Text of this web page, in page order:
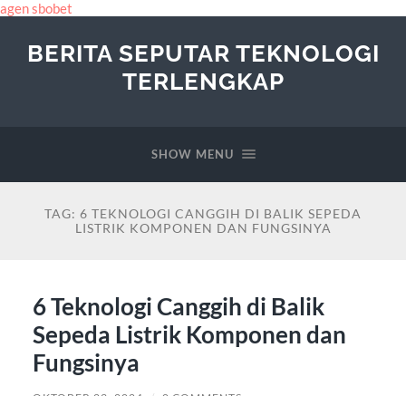
agen sbobet
BERITA SEPUTAR TEKNOLOGI
TERLENGKAP
SHOW MENU
TAG: 6 TEKNOLOGI CANGGIH DI BALIK SEPEDA
LISTRIK KOMPONEN DAN FUNGSINYA
6 Teknologi Canggih di Balik
Sepeda Listrik Komponen dan
Fungsinya